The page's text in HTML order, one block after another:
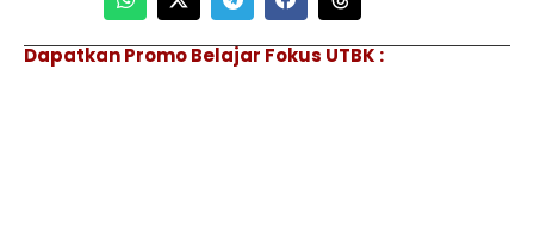
Dapatkan Promo Belajar Fokus UTBK :